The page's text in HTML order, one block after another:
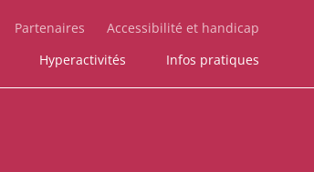
Partenaires
Accessibilité et handicap
Hyperactivités Infos pratiques